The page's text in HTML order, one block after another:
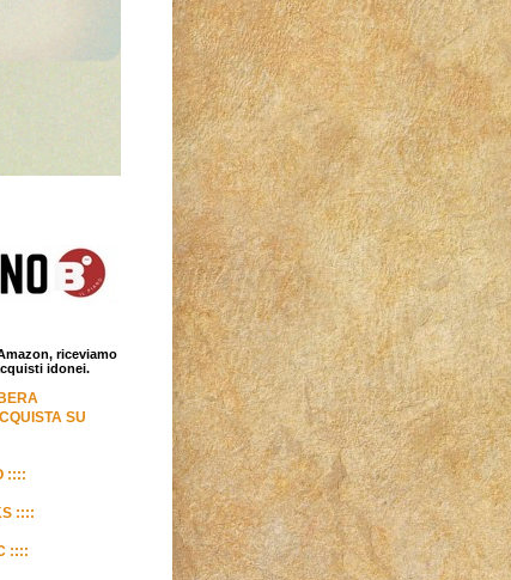
riceviamo
idonei.
SU
::::
::::
::::